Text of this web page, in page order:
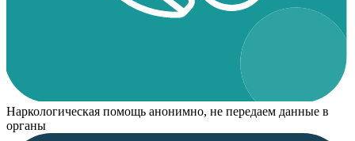
Наркологическая помощь анонимно, не передаем данные в
органы